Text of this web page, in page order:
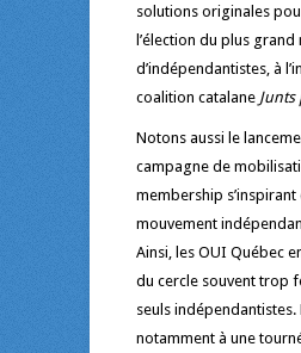
solutions originales
l’élection du plus
d’indépendantistes, à
coalition catalane Junts
Notons aussi le
campagne de
membership s’inspirant
mouvement
Ainsi, les OUI Québec
du cercle souvent trop
seuls indépendantistes.
notamment à une